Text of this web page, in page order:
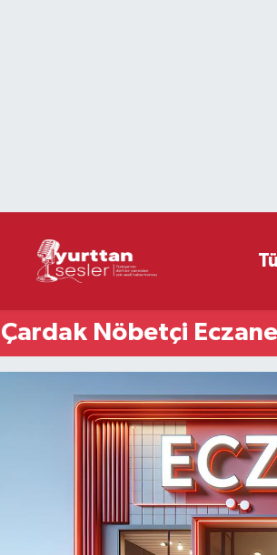
Çardak Nöbetçi
Durumu ve Fikstür